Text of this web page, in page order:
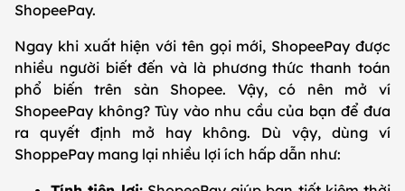
ShopeePay.
Ngay khi xuất hiện với tên gọi mới, ShopeePay được
nhiều người biết đến và là phương thức thanh toán
phổ biến trên sàn Shopee. Vậy, có nên mở ví
ShopeePay không? Tùy vào nhu cầu của bạn để đưa
ra quyết định mở hay không. Dù vậy, dùng ví
ShoppePay mang lại nhiều lợi ích hấp dẫn như: